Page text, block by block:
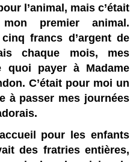
l’animal, mais c’était
premier animal.
francs d’argent de
chaque mois, mes
quoi payer à Madame
C’était pour moi un
à passer mes journées
pour les enfants
des fratries entières,